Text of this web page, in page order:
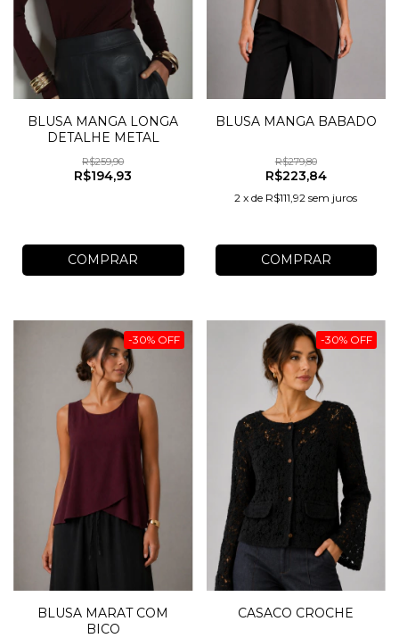
BLUSA MANGA LONGA
DETALHE METAL
R$259,90
R$194,93
COMPRAR
BLUSA MANGA BABADO
R$279,80
R$223,84
2 xde R$111,92 sem juros
COMPRAR
-30% OFF
BLUSA MARAT COM
BICO
-30% OFF
CASACO CROCHE